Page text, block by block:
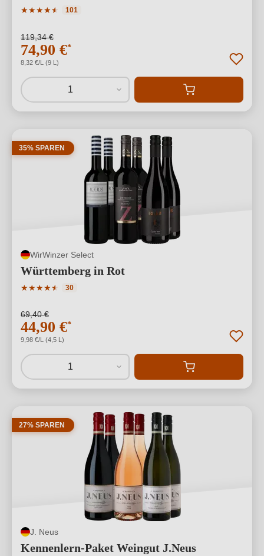
★★★★★
★
Durchschnittliche Bewertung von 4.79 von 5 Sternen
101
119,34 €
74,90 €*
8,32 €/L (9 L)
1
35% SPAREN
WirWinzer Select
Württemberg in Rot
★★★★★
★
Durchschnittliche Bewertung von 4.27 von 5 Sternen
30
69,40 €
44,90 €*
9,98 €/L (4,5 L)
1
27% SPAREN
J. Neus
Kennenlern-Paket Weingut J.Neus